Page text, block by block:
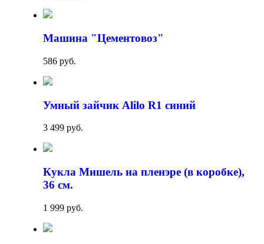
Машина "Цементовоз"
586 руб.
Умный зайчик Alilo R1 синий
3 499 руб.
Кукла Мишель на пленэре (в коробке),
36 см.
1 999 руб.